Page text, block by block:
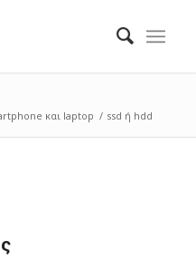
και laptop / ssd ή hdd